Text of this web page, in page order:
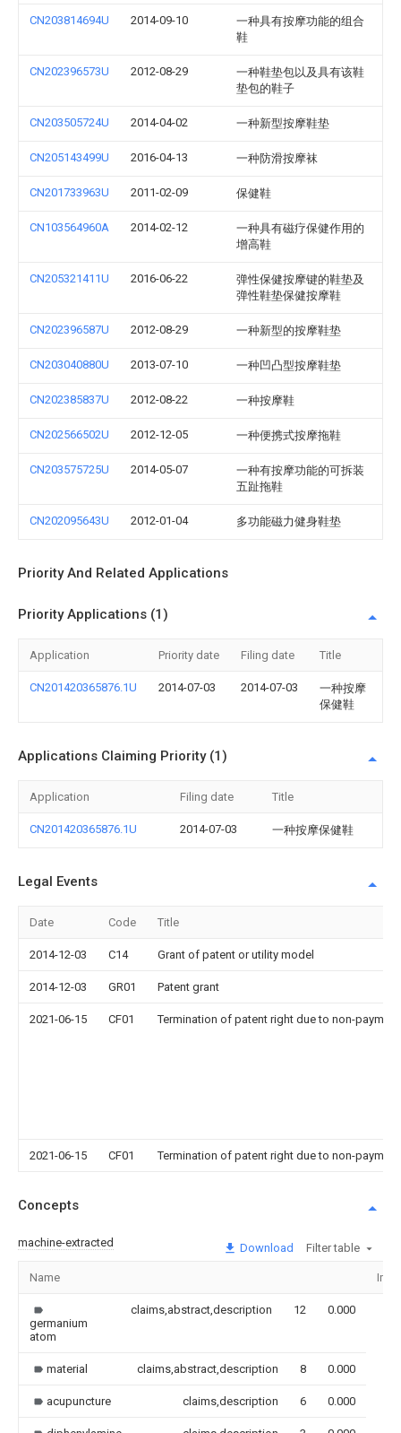
CN203814694U 2014-09-10
一种具有按摩功能的组合
鞋
CN202396573U 2012-08-29
一种鞋垫包以及具有该鞋
垫包的鞋子
CN203505724U 2014-04-02 一种新型按摩鞋垫
CN205143499U 2016-04-13 一种防滑按摩袜
CN201733963U 2011-02-09 保健鞋
CN103564960A 2014-02-12
一种具有磁疗保健作用的
增高鞋
CN205321411U 2016-06-22
弹性保健按摩键的鞋垫及
弹性鞋垫保健按摩鞋
CN202396587U 2012-08-29 一种新型的按摩鞋垫
CN203040880U 2013-07-10 一种凹凸型按摩鞋垫
CN202385837U 2012-08-22 一种按摩鞋
CN202566502U 2012-12-05 一种便携式按摩拖鞋
CN203575725U 2014-05-07
一种有按摩功能的可拆装
五趾拖鞋
CN202095643U 2012-01-04 多功能磁力健身鞋垫
Priority And Related Applications
Priority Applications (1)
Application Priority date Filing date Title
CN201420365876.1U 2014-07-03 2014-07-03
一种按摩
保健鞋
Applications Claiming Priority (1)
Application Filing date Title
CN201420365876.1U 2014-07-03 一种按摩保健鞋
Legal Events
Date Code Title
2014-12-03 C14 Grant of patent or utility model
2014-12-03 GR01 Patent grant
2021-06-15 CF01 Termination of patent right due to non-
2021-06-15 CF01 Termination of patent right due to non-
Concepts
machine-extracted Download Filter table
Name
germanium
atom
claims,abstract,description 12 0.000
material claims,abstract,description 8 0.000
acupuncture claims,description 6 0.000